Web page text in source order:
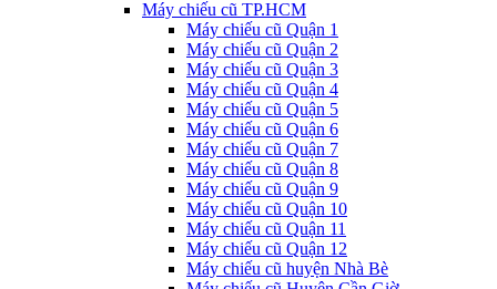
Máy chiếu cũ TP.HCM
Máy chiếu cũ Quận 1
Máy chiếu cũ Quận 2
Máy chiếu cũ Quận 3
Máy chiếu cũ Quận 4
Máy chiếu cũ Quận 5
Máy chiếu cũ Quận 6
Máy chiếu cũ Quận 7
Máy chiếu cũ Quận 8
Máy chiếu cũ Quận 9
Máy chiếu cũ Quận 10
Máy chiếu cũ Quận 11
Máy chiếu cũ Quận 12
Máy chiếu cũ huyện Nhà Bè